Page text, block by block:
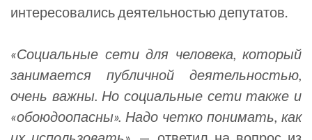
интересовались деятельностью депутатов.
«Социальные сети для человека, который
занимается публичной деятельностью,
очень важны. Но социальные сети также и
«обоюдоопасны». Надо четко понимать, как